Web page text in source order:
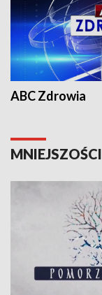
ABC Zdrowia
MNIEJSZOŚCI